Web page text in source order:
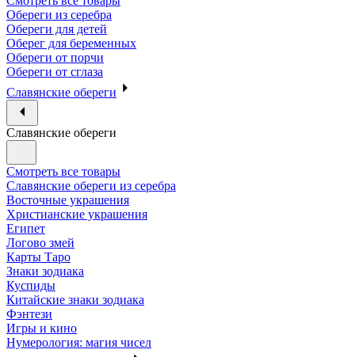
Обереги из серебра
Обереги для детей
Оберег для беременных
Обереги от порчи
Обереги от сглаза
Славянские обереги
Славянские обереги
Смотреть все товары
Славянские обереги из серебра
Восточные украшения
Христианские украшения
Египет
Логово змей
Карты Таро
Знаки зодиака
Куспиды
Китайские знаки зодиака
Фэнтези
Игры и кино
Нумерология: магия чисел